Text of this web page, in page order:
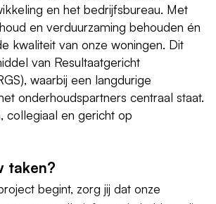
en het bedrijfsbureau. Met
en verduurzaming behouden én
kwaliteit van onze woningen. Dit
van Resultaatgericht
waarbij een langdurige
onderhoudspartners centraal staat.
collegiaal en gericht op
taken?
begint, zorg jij dat onze